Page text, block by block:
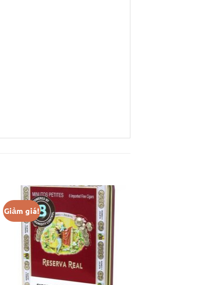
Giảm giá!